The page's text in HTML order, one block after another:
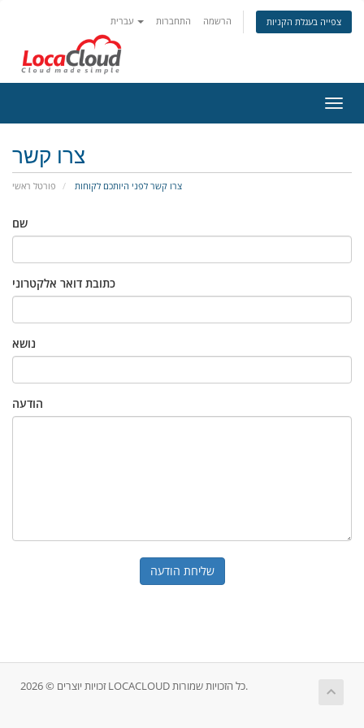
התחברות הרשמה צפייה בעגלת הקניות
ניווט
צרו קשר
פורטל ראשי צרו קשר לפני היותכם לקוחות
שם
כתובת דואר אלקטרוני
נושא
הודעה
שליחת הודעה
זכויות יוצרים © 2026 LOCACLOUD כל הזכויות שמורות.